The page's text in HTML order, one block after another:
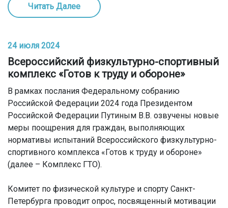
Читать Далее
24 июля 2024
Всероссийский физкультурно-спортивный
комплекс «Готов к труду и обороне»
В рамках послания Федеральному собранию
Российской Федерации 2024 года Президентом
Российской Федерации Путиным В.В. озвучены новые
меры поощрения для граждан, выполняющих
нормативы испытаний Всероссийского физкультурно-
спортивного комплекса «Готов к труду и обороне»
(далее – Комплекс ГТО).
Комитет по физической культуре и спорту Санкт-
Петербурга проводит опрос, посвященный мотивации